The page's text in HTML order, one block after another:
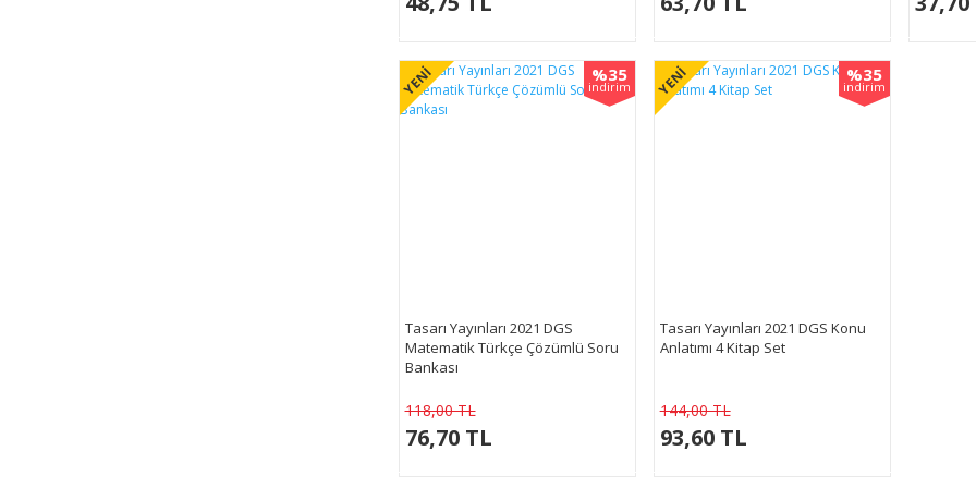
%35
indirim
YENİ
Tasarı Yayınları 2021 DGS
Matematik Türkçe Çözümlü Soru
Bankası
118,00 TL
76,70 TL
%35
indirim
YENİ
Tasarı Yayınları 2021 DGS Konu
Anlatımı 4 Kitap Set
144,00 TL
93,60 TL